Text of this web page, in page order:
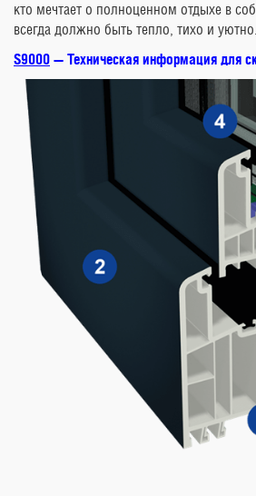
кто мечтает о полноценном отдыхе в
всегда должно быть тепло, тихо и уютно.
S9000 — Техническая информация для